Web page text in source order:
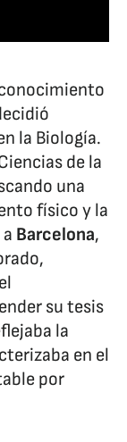
la Biología.
de la
una
físico y la
Barcelona,
su tesis
la
en el
por